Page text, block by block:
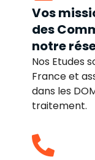
Vos
des
notre
Nos Etudes
France et
dans les
traitement.